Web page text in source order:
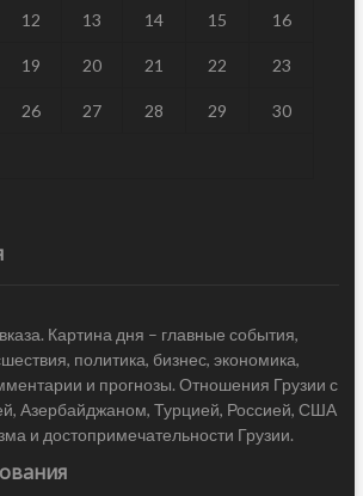
12 13 14 15 16
19 20 21 22 23
26 27 28 29 30
Картина дня – главные события,
политика, бизнес, экономика,
и прогнозы. Отношения Грузии с
Азербайджаном, Турцией, Россией, США
и достопримечательности Грузии.